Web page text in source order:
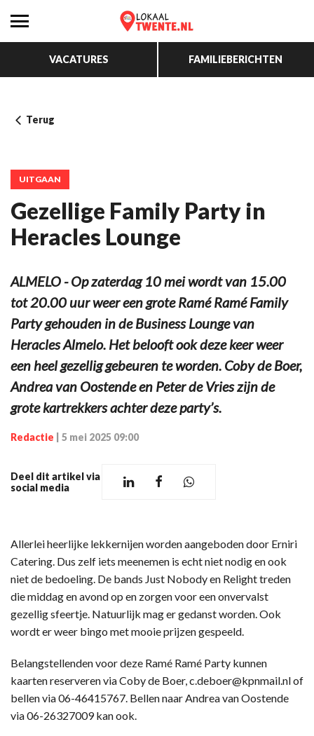
VACATURES FAMILIEBERICHTEN
Terug
UITGAAN
Gezellige Family Party in
Heracles Lounge
ALMELO - Op zaterdag 10 mei wordt van 15.00
tot 20.00 uur weer een grote Ramé Ramé Family
Party gehouden in de Business Lounge van
Heracles Almelo. Het belooft ook deze keer weer
een heel gezellig gebeuren te worden. Coby de Boer,
Andrea van Oostende en Peter de Vries zijn de
grote kartrekkers achter deze party’s.
Redactie 5 mei 2025 09:00
Deel dit artikel via
social media
Allerlei heerlijke lekkernijen worden aangeboden door Erniri
Catering. Dus zelf iets meenemen is echt niet nodig en ook
niet de bedoeling. De bands Just Nobody en Relight treden
die middag en avond op en zorgen voor een onvervalst
gezellig sfeertje. Natuurlijk mag er gedanst worden. Ook
wordt er weer bingo met mooie prijzen gespeeld.
Belangstellenden voor deze Ramé Ramé Party kunnen
kaarten reserveren via Coby de Boer, c.deboer@kpnmail.nl of
bellen via 06-46415767. Bellen naar Andrea van Oostende
via 06-26327009 kan ook.